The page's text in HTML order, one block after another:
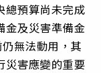
總預算尚未完成
金及災害準備金
無法動用，其
災害應變的重要